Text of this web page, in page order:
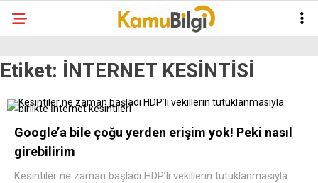
Etiket: İNTERNET KESİNTİSİ
Google’a bile çoğu yerden erişim yok! Peki nasıl
girebilirim
Kesintiler ne zaman başladı HDP’li vekillerin tutuklanmasıyla